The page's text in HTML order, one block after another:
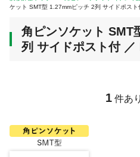
商品カテゴリから探す
ジャンルから探す
注文・見積りについて
ご利用ガイド
ケット SMT型 1.27mmピッチ 2列 サイドポス
角ピンソケット SMT
列 サイドポスト付 ／
1 件あ